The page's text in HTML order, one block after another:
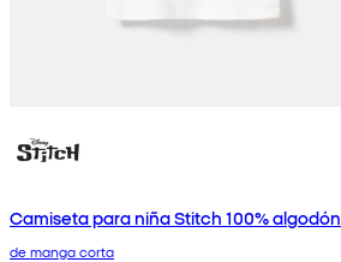
Camiseta para niña Stitch 100% algodón
de manga corta